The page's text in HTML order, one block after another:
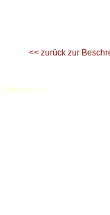
<< zurück zur
e.V.